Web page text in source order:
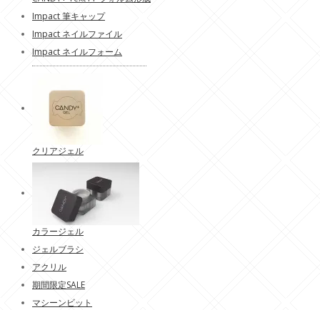
Impact 筆キャップ
Impact ネイルファイル
Impact ネイルフォーム
クリアジェル
カラージェル
ジェルブラシ
アクリル
期間限定SALE
マシーンビット